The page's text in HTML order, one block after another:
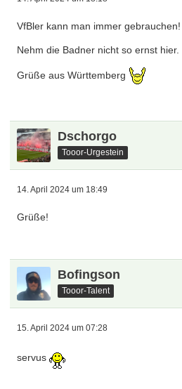
Willkommen
14. April 2024 um 17:37
Moin
14. April 2024 um 18:18
VfBler kann man immer gebrauchen!
Nehm die Badner nicht so ernst hier.
Grüße aus Württemberg